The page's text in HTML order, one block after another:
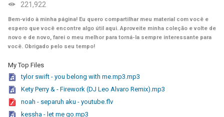
221,922
Bem-vido à minha página! Eu quero compartilhar meu material com você e
espero que você encontre algo útil aqui. Aproveite minha coleção e volte de
novo e de novo, farei o meu melhor para torná-la sempre interessante para
você. Obrigado pelo seu tempo!
My Top Files
tylor swift - you belong with me.mp3.mp3
Kety Perry & - Firework (DJ Leo Alvaro Remix).mp3
noah - separuh aku - youtube.flv
kessha - let me go.mp3